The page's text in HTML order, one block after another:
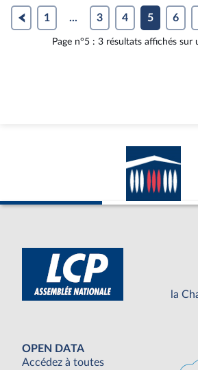
1 ... 3 4 5 6
Page n°5 : 3 résultats affichés
la
OPEN DATA
Accédez à toutes